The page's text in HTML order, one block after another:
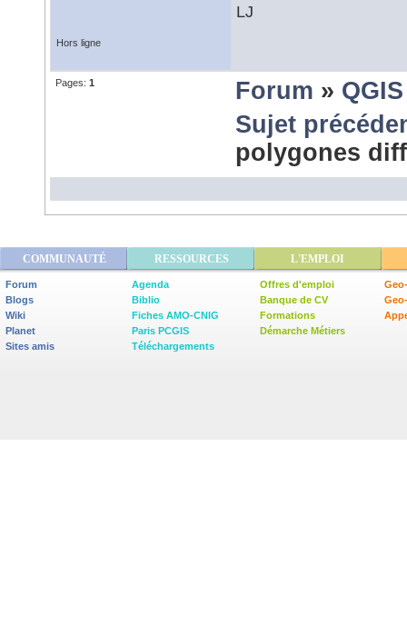
LJ
Hors ligne
Pages: 1 Forum » QGIS
Sujet
polygones
COMMUNAUTÉ RESSOURCES L'EMPLOI
Forum
Blogs
Wiki
Planet
Sites amis
Agenda
Biblio
Fiches AMO-CNIG
Paris PCGIS
Téléchargements
Offres d'emploi
Banque de CV
Formations
Démarche Métiers